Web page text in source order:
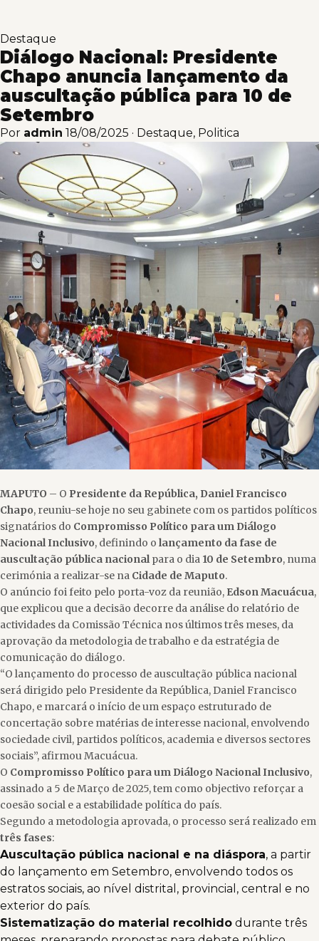
Destaque
Diálogo Nacional: Presidente
Chapo anuncia lançamento da
auscultação pública para 10 de
Setembro
Por admin 18/08/2025 · Destaque, Politica
MAPUTO – O Presidente da República, Daniel Francisco
Chapo, reuniu-se hoje no seu gabinete com os partidos políticos
signatários do Compromisso Político para um Diálogo
Nacional Inclusivo, definindo o lançamento da fase de
auscultação pública nacionalpara o dia 10 de Setembro, numa
cerimónia a realizar-se na Cidade de Maputo.
O anúncio foi feito pelo porta-voz da reunião, Edson Macuácua,
que explicou que a decisão decorre da análise do relatório de
actividades da Comissão Técnica nos últimos três meses, da
aprovação da metodologia de trabalho e da estratégia de
comunicação do diálogo.
“O lançamento do processo de auscultação pública nacional
será dirigido pelo Presidente da República, Daniel Francisco
Chapo, e marcará o início de um espaço estruturado de
concertação sobre matérias de interesse nacional, envolvendo
sociedade civil, partidos políticos, academia e diversos sectores
sociais”, afirmou Macuácua.
O Compromisso Político para um Diálogo Nacional Inclusivo,
assinado a 5 de Março de 2025, tem como objectivo reforçar a
coesão social e a estabilidade política do país.
Segundo a metodologia aprovada, o processo será realizado em
três fases:
Auscultação pública nacional e na diáspora, a partir
do lançamento em Setembro, envolvendo todos os
estratos sociais, ao nível distrital, provincial, central e no
exterior do país.
Sistematização do material recolhido durante três